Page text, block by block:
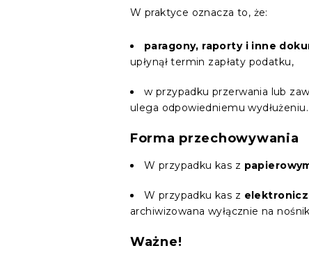
W praktyce oznacza to, że:
paragony, raporty i inne
upłynął termin zapłaty podatku,
w przypadku przerwania lub
ulega odpowiedniemu wydłużeniu.
Forma przechowywania
W przypadku kas z
W przypadku kas z
archiwizowana wyłącznie na
Ważne!